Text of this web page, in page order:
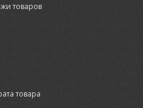
товаров
товара